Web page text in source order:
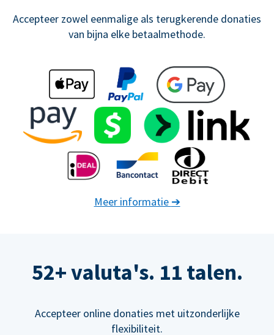
Accepteer zowel eenmalige als terugkerende donaties
van bijna elke betaalmethode.
Meer informatie ➔
52+ valuta's. 11 talen.
Accepteer online donaties met uitzonderlijke
flexibiliteit.